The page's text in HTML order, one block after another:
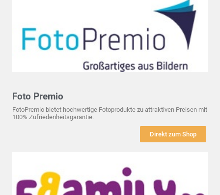
Foto Premio
FotoPremio bietet hochwertige Fotoprodukte zu attraktiven Preisen mit
100% Zufriedenheitsgarantie.
Direkt zum Shop